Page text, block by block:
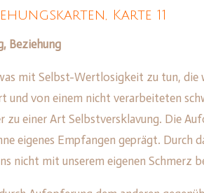
Karte 11
Beziehung
mit Selbst-Wertlosigkeit zu tun, die
und von einem nicht verarbeiteten
zu einer Art Selbstversklavung. Die
eigenes Empfangen geprägt. Durch
nicht mit unserem eigenen Schmerz